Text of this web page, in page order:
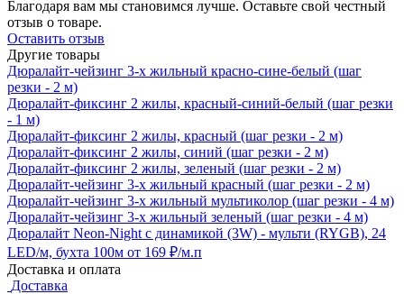
Благодаря вам мы становимся лучше. Оставьте свой честный
отзыв о товаре.
Оставить отзыв
Другие товары
Дюралайт-чейзинг 3-х жильный красно-сине-белый (шаг
резки - 2 м)
Дюралайт-фиксинг 2 жилы, красный-синий-белый (шаг резки
- 1 м)
Дюралайт-фиксинг 2 жилы, красный (шаг резки - 2 м)
Дюралайт-фиксинг 2 жилы, синий (шаг резки - 2 м)
Дюралайт-фиксинг 2 жилы, зеленый (шаг резки - 2 м)
Дюралайт-чейзинг 3-х жильный красный (шаг резки - 2 м)
Дюралайт-чейзинг 3-х жильный мультиколор (шаг резки - 4 м)
Дюралайт-чейзинг 3-х жильный зеленый (шаг резки - 4 м)
Дюралайт Neon-Night с динамикой (3W) - мульти (RYGB), 24
LED/м, бухта 100м от 169 ₽/м.п
Доставка и оплата
Доставка